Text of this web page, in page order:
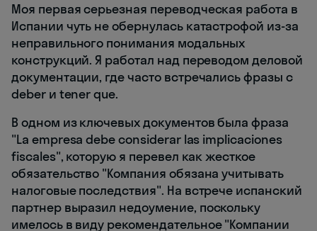
Моя первая серьезная переводческая работа в
Испании чуть не обернулась катастрофой из-за
неправильного понимания модальных
конструкций. Я работал над переводом деловой
документации, где часто встречались фразы с
deber и tener que.
В одном из ключевых документов была фраза
"La empresa debe considerar las implicaciones
fiscales", которую я перевел как жесткое
обязательство "Компания обязана учитывать
налоговые последствия". На встрече испанский
партнер выразил недоумение, поскольку
имелось в виду рекомендательное "Компании